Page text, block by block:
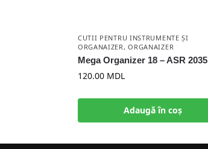
CUTII PENTRU INSTRUMENTE ȘI
ORGANAIZER,ORGANAIZER
Mega Organizer 18 – ASR 2035
120.00 MDL
Adaugă în coș